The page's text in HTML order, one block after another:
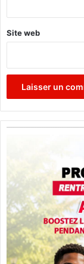
Site web